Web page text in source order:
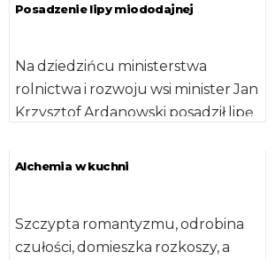
Posadzenie lipy miododajnej
Na dziedzińcu ministerstwa
rolnictwa i rozwoju wsi minister Jan
Krzysztof Ardanowski posadził lipę
marszałkowi województwa
Alchemia w kuchni
Szczypta romantyzmu, odrobina
czułości, domieszka rozkoszy, a